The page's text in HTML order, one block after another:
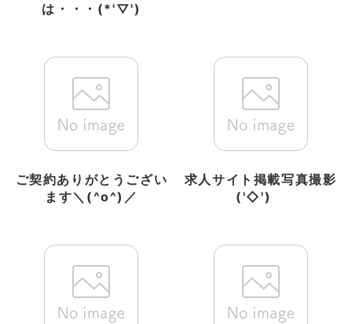
は・・・(*'▽')
ご契約ありがとうござい
ます＼(^o^)／
求人サイト掲載写真撮影
('◇')ゞ